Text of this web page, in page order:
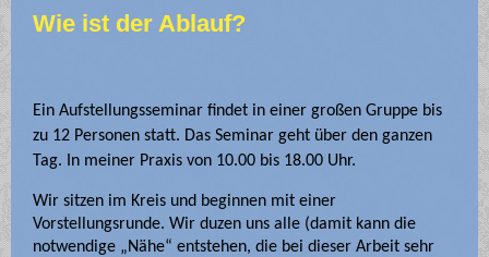
Wie ist der Ablauf?
Ein Aufstellungsseminar findet in einer großen Gruppe bis
zu 12 Personen statt. Das Seminar geht über den ganzen
Tag. In meiner Praxis von 10.00 bis 18.00 Uhr.
Wir sitzen im Kreis und beginnen mit einer
Vorstellungsrunde. Wir duzen uns alle (damit kann die
notwendige „Nähe“ entstehen, die bei dieser Arbeit sehr